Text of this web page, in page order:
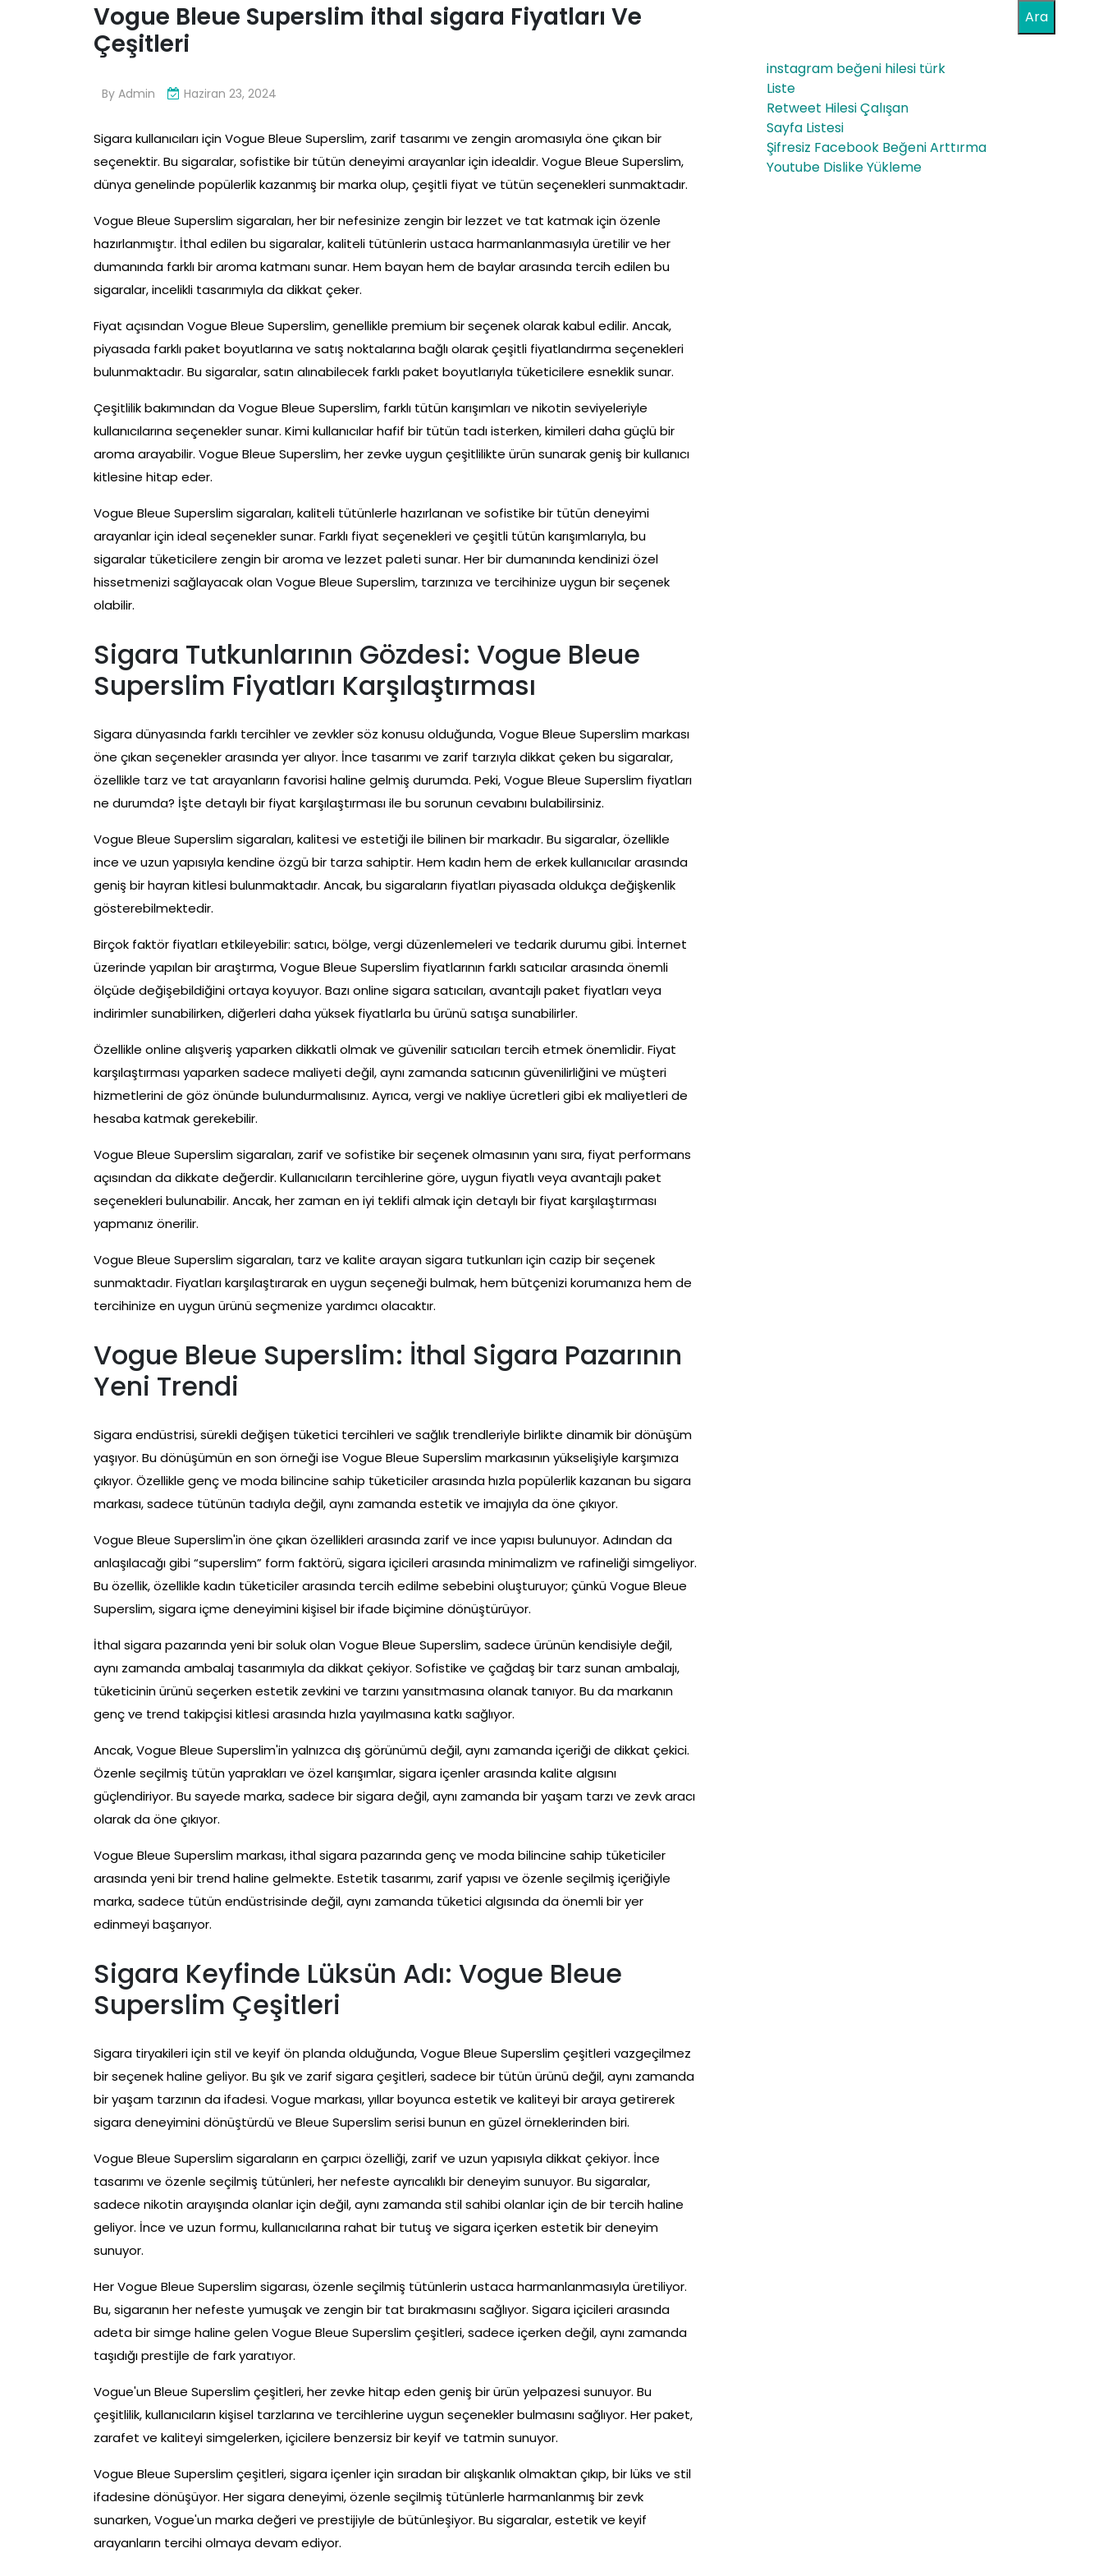
Vogue Bleue Superslim ithal sigara Fiyatları Ve
Çeşitleri
By Admin Haziran 23, 2024
Sigara kullanıcıları için Vogue Bleue Superslim, zarif tasarımı ve zengin aromasıyla öne çıkan bir
seçenektir. Bu sigaralar, sofistike bir tütün deneyimi arayanlar için idealdir. Vogue Bleue Superslim,
dünya genelinde popülerlik kazanmış bir marka olup, çeşitli fiyat ve tütün seçenekleri sunmaktadır.
Vogue Bleue Superslim sigaraları, her bir nefesinize zengin bir lezzet ve tat katmak için özenle
hazırlanmıştır. İthal edilen bu sigaralar, kaliteli tütünlerin ustaca harmanlanmasıyla üretilir ve her
dumanında farklı bir aroma katmanı sunar. Hem bayan hem de baylar arasında tercih edilen bu
sigaralar, incelikli tasarımıyla da dikkat çeker.
Fiyat açısından Vogue Bleue Superslim, genellikle premium bir seçenek olarak kabul edilir. Ancak,
piyasada farklı paket boyutlarına ve satış noktalarına bağlı olarak çeşitli fiyatlandırma seçenekleri
bulunmaktadır. Bu sigaralar, satın alınabilecek farklı paket boyutlarıyla tüketicilere esneklik sunar.
Çeşitlilik bakımından da Vogue Bleue Superslim, farklı tütün karışımları ve nikotin seviyeleriyle
kullanıcılarına seçenekler sunar. Kimi kullanıcılar hafif bir tütün tadı isterken, kimileri daha güçlü bir
aroma arayabilir. Vogue Bleue Superslim, her zevke uygun çeşitlilikte ürün sunarak geniş bir kullanıcı
kitlesine hitap eder.
Vogue Bleue Superslim sigaraları, kaliteli tütünlerle hazırlanan ve sofistike bir tütün deneyimi
arayanlar için ideal seçenekler sunar. Farklı fiyat seçenekleri ve çeşitli tütün karışımlarıyla, bu
sigaralar tüketicilere zengin bir aroma ve lezzet paleti sunar. Her bir dumanında kendinizi özel
hissetmenizi sağlayacak olan Vogue Bleue Superslim, tarzınıza ve tercihinize uygun bir seçenek
olabilir.
Sigara Tutkunlarının Gözdesi: Vogue Bleue
Superslim Fiyatları Karşılaştırması
Sigara dünyasında farklı tercihler ve zevkler söz konusu olduğunda, Vogue Bleue Superslim markası
öne çıkan seçenekler arasında yer alıyor. İnce tasarımı ve zarif tarzıyla dikkat çeken bu sigaralar,
özellikle tarz ve tat arayanların favorisi haline gelmiş durumda. Peki, Vogue Bleue Superslim fiyatları
ne durumda? İşte detaylı bir fiyat karşılaştırması ile bu sorunun cevabını bulabilirsiniz.
Vogue Bleue Superslim sigaraları, kalitesi ve estetiği ile bilinen bir markadır. Bu sigaralar, özellikle
ince ve uzun yapısıyla kendine özgü bir tarza sahiptir. Hem kadın hem de erkek kullanıcılar arasında
geniş bir hayran kitlesi bulunmaktadır. Ancak, bu sigaraların fiyatları piyasada oldukça değişkenlik
gösterebilmektedir.
Birçok faktör fiyatları etkileyebilir: satıcı, bölge, vergi düzenlemeleri ve tedarik durumu gibi. İnternet
üzerinde yapılan bir araştırma, Vogue Bleue Superslim fiyatlarının farklı satıcılar arasında önemli
ölçüde değişebildiğini ortaya koyuyor. Bazı online sigara satıcıları, avantajlı paket fiyatları veya
indirimler sunabilirken, diğerleri daha yüksek fiyatlarla bu ürünü satışa sunabilirler.
Özellikle online alışveriş yaparken dikkatli olmak ve güvenilir satıcıları tercih etmek önemlidir. Fiyat
karşılaştırması yaparken sadece maliyeti değil, aynı zamanda satıcının güvenilirliğini ve müşteri
hizmetlerini de göz önünde bulundurmalısınız. Ayrıca, vergi ve nakliye ücretleri gibi ek maliyetleri de
hesaba katmak gerekebilir.
Vogue Bleue Superslim sigaraları, zarif ve sofistike bir seçenek olmasının yanı sıra, fiyat performans
açısından da dikkate değerdir. Kullanıcıların tercihlerine göre, uygun fiyatlı veya avantajlı paket
seçenekleri bulunabilir. Ancak, her zaman en iyi teklifi almak için detaylı bir fiyat karşılaştırması
yapmanız önerilir.
Vogue Bleue Superslim sigaraları, tarz ve kalite arayan sigara tutkunları için cazip bir seçenek
sunmaktadır. Fiyatları karşılaştırarak en uygun seçeneği bulmak, hem bütçenizi korumanıza hem de
tercihinize en uygun ürünü seçmenize yardımcı olacaktır.
Vogue Bleue Superslim: İthal Sigara Pazarının
Yeni Trendi
Sigara endüstrisi, sürekli değişen tüketici tercihleri ve sağlık trendleriyle birlikte dinamik bir dönüşüm
yaşıyor. Bu dönüşümün en son örneği ise Vogue Bleue Superslim markasının yükselişiyle karşımıza
çıkıyor. Özellikle genç ve moda bilincine sahip tüketiciler arasında hızla popülerlik kazanan bu sigara
markası, sadece tütünün tadıyla değil, aynı zamanda estetik ve imajıyla da öne çıkıyor.
Vogue Bleue Superslim'in öne çıkan özellikleri arasında zarif ve ince yapısı bulunuyor. Adından da
anlaşılacağı gibi “superslim” form faktörü, sigara içicileri arasında minimalizm ve rafineliği simgeliyor.
Bu özellik, özellikle kadın tüketiciler arasında tercih edilme sebebini oluşturuyor; çünkü Vogue Bleue
Superslim, sigara içme deneyimini kişisel bir ifade biçimine dönüştürüyor.
İthal sigara pazarında yeni bir soluk olan Vogue Bleue Superslim, sadece ürünün kendisiyle değil,
aynı zamanda ambalaj tasarımıyla da dikkat çekiyor. Sofistike ve çağdaş bir tarz sunan ambalajı,
tüketicinin ürünü seçerken estetik zevkini ve tarzını yansıtmasına olanak tanıyor. Bu da markanın
genç ve trend takipçisi kitlesi arasında hızla yayılmasına katkı sağlıyor.
Ancak, Vogue Bleue Superslim'in yalnızca dış görünümü değil, aynı zamanda içeriği de dikkat çekici.
Özenle seçilmiş tütün yaprakları ve özel karışımlar, sigara içenler arasında kalite algısını
güçlendiriyor. Bu sayede marka, sadece bir sigara değil, aynı zamanda bir yaşam tarzı ve zevk aracı
olarak da öne çıkıyor.
Vogue Bleue Superslim markası, ithal sigara pazarında genç ve moda bilincine sahip tüketiciler
arasında yeni bir trend haline gelmekte. Estetik tasarımı, zarif yapısı ve özenle seçilmiş içeriğiyle
marka, sadece tütün endüstrisinde değil, aynı zamanda tüketici algısında da önemli bir yer
edinmeyi başarıyor.
Sigara Keyfinde Lüksün Adı: Vogue Bleue
Superslim Çeşitleri
Sigara tiryakileri için stil ve keyif ön planda olduğunda, Vogue Bleue Superslim çeşitleri vazgeçilmez
bir seçenek haline geliyor. Bu şık ve zarif sigara çeşitleri, sadece bir tütün ürünü değil, aynı zamanda
bir yaşam tarzının da ifadesi. Vogue markası, yıllar boyunca estetik ve kaliteyi bir araya getirerek
sigara deneyimini dönüştürdü ve Bleue Superslim serisi bunun en güzel örneklerinden biri.
Vogue Bleue Superslim sigaraların en çarpıcı özelliği, zarif ve uzun yapısıyla dikkat çekiyor. İnce
tasarımı ve özenle seçilmiş tütünleri, her nefeste ayrıcalıklı bir deneyim sunuyor. Bu sigaralar,
sadece nikotin arayışında olanlar için değil, aynı zamanda stil sahibi olanlar için de bir tercih haline
geliyor. İnce ve uzun formu, kullanıcılarına rahat bir tutuş ve sigara içerken estetik bir deneyim
sunuyor.
Her Vogue Bleue Superslim sigarası, özenle seçilmiş tütünlerin ustaca harmanlanmasıyla üretiliyor.
Bu, sigaranın her nefeste yumuşak ve zengin bir tat bırakmasını sağlıyor. Sigara içicileri arasında
adeta bir simge haline gelen Vogue Bleue Superslim çeşitleri, sadece içerken değil, aynı zamanda
taşıdığı prestijle de fark yaratıyor.
Vogue'un Bleue Superslim çeşitleri, her zevke hitap eden geniş bir ürün yelpazesi sunuyor. Bu
çeşitlilik, kullanıcıların kişisel tarzlarına ve tercihlerine uygun seçenekler bulmasını sağlıyor. Her paket,
zarafet ve kaliteyi simgelerken, içicilere benzersiz bir keyif ve tatmin sunuyor.
Vogue Bleue Superslim çeşitleri, sigara içenler için sıradan bir alışkanlık olmaktan çıkıp, bir lüks ve stil
ifadesine dönüşüyor. Her sigara deneyimi, özenle seçilmiş tütünlerle harmanlanmış bir zevk
sunarken, Vogue'un marka değeri ve prestijiyle de bütünleşiyor. Bu sigaralar, estetik ve keyif
arayanların tercihi olmaya devam ediyor.
Ara
instagram beğeni hilesi türk
Liste
Retweet Hilesi Çalışan
Sayfa Listesi
Şifresiz Facebook Beğeni Arttırma
Youtube Dislike Yükleme